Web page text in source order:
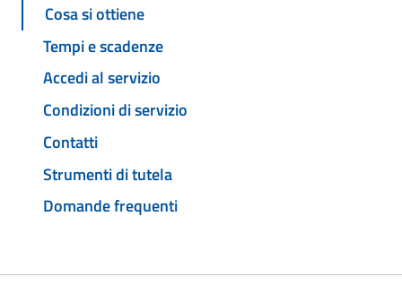
Cosa si ottiene
Tempi e scadenze
Accedi al servizio
Condizioni di servizio
Contatti
Strumenti di tutela
Domande frequenti